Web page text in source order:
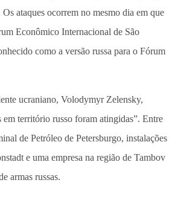
ataques ocorrem no mesmo dia em que
Econômico Internacional de São
como a versão russa para o Fórum
ucraniano, Volodymyr Zelensky,
em território russo foram atingidas”. Entre
de Petróleo de Petersburgo, instalações
e uma empresa na região de Tambov
armas russas.